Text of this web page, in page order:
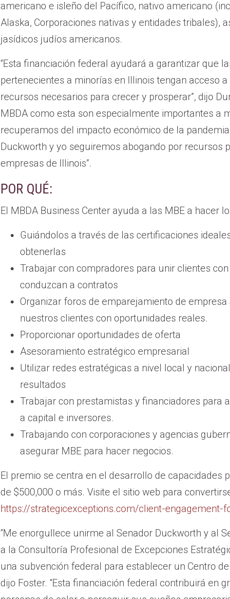
americano e isleño del Pacífico, nativo americano
Alaska, Corporaciones nativas y entidades tribales),
jasídicos judíos americanos.
“Esta financiación federal ayudará a garantizar que
pertenecientes a minorías en Illinois tengan acceso
recursos necesarios para crecer y prosperar”, dijo
MBDA como esta son especialmente importantes a
recuperamos del impacto económico de la pandemia
Duckworth y yo seguiremos abogando por recursos
empresas de Illinois”.
POR QUÉ:
El MBDA Business Center ayuda a las MBE a hacer
Guiándolos a través de las certificaciones
obtenerlas
Trabajar con compradores para unir clientes
conduzcan a contratos
Organizar foros de emparejamiento de
nuestros clientes con oportunidades reales.
Proporcionar oportunidades de oferta
Asesoramiento estratégico empresarial
Utilizar redes estratégicas a nivel local y
resultados
Trabajar con prestamistas y financiadores para
a capital e inversores.
Trabajando con corporaciones y agencias
asegurar MBE para hacer negocios.
El premio se centra en el desarrollo de capacidades
de $500,000 o más. Visite el sitio web para
https://strategicexceptions.com/client-engagement-
“Me enorgullece unirme al Senador Duckworth y al
a la Consultoría Profesional de Excepciones
una subvención federal para establecer un Centro
dijo Foster. “Esta financiación federal contribuirá en